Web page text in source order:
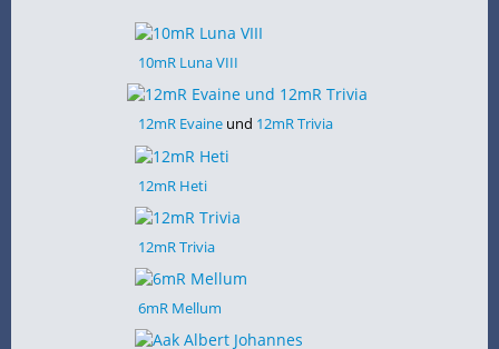
10mR Luna VIII
12mR Evaineund 12mR Trivia
12mR Heti
12mR Trivia
6mR Mellum